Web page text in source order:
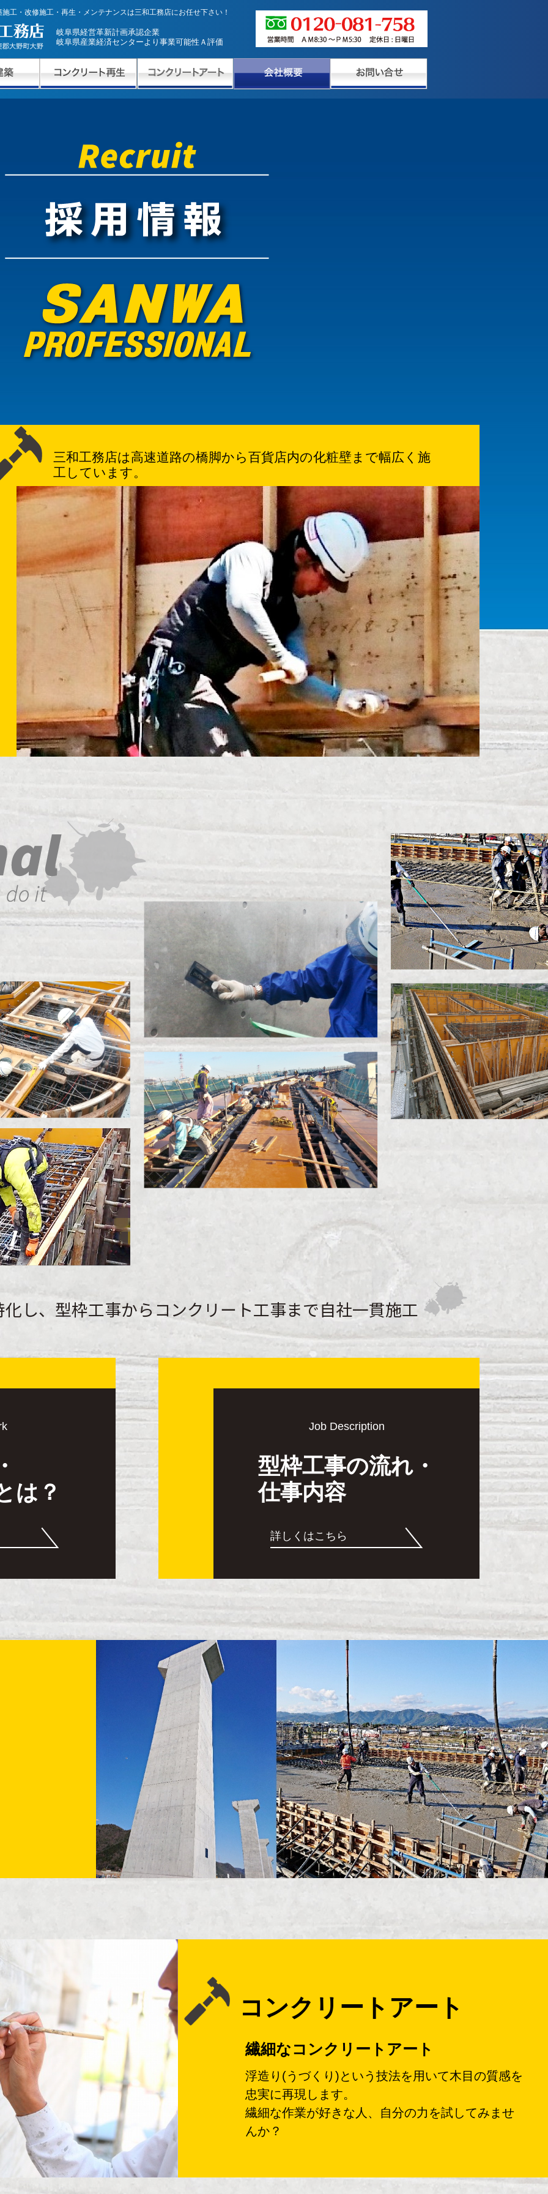
工・改修施工・再生・メンテナンスは三和工務店にお任せ下さい！
岐阜県経営革新計画承認企業
岐阜県産業経済センターより事業可能性Ａ評価
三和工務店は高速道路の橋脚から百貨店内の化粧壁まで幅広く施
工しています。
し、型枠工事からコンクリート工事まで自社一貫施工
は？
Job Description
型枠工事の流れ・
仕事内容
詳しくはこちら
コンクリートアート
繊細なコンクリートアート
浮造り(うづくり)という技法を用いて木目の質感を
忠実に再現します。
繊細な作業が好きな人、自分の力を試してみませ
んか？